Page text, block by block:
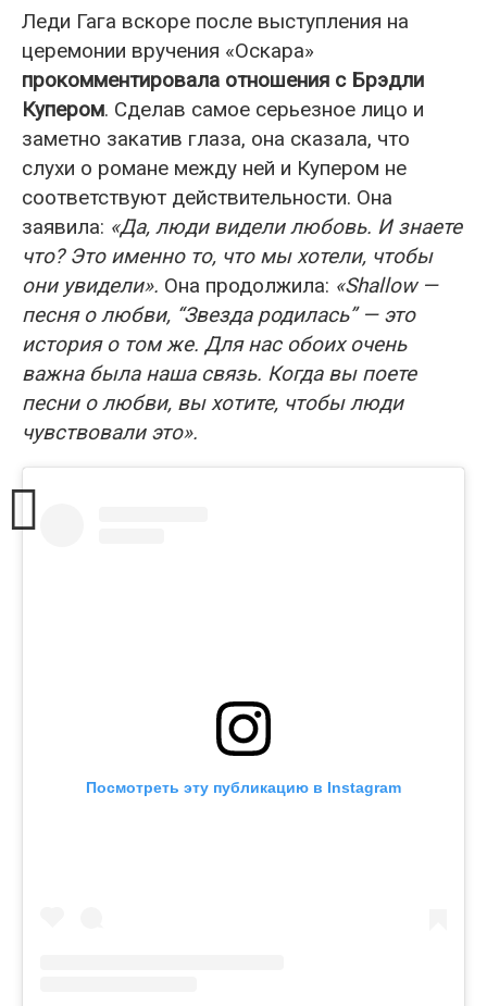
Леди Гага вскоре после выступления на
церемонии вручения «Оскара»
прокомментировала отношения с Брэдли
Купером. Сделав самое серьезное лицо и
заметно закатив глаза, она сказала, что
слухи о романе между ней и Купером не
соответствуют действительности. Она
заявила: «Да, люди видели любовь. И знаете
что? Это именно то, что мы хотели, чтобы
они увидели». Она продолжила: «Shallow —
песня о любви, “Звезда родилась” — это
история о том же. Для нас обоих очень
важна была наша связь. Когда вы поете
песни о любви, вы хотите, чтобы люди
чувствовали это».
Посмотреть эту публикацию в Instagram